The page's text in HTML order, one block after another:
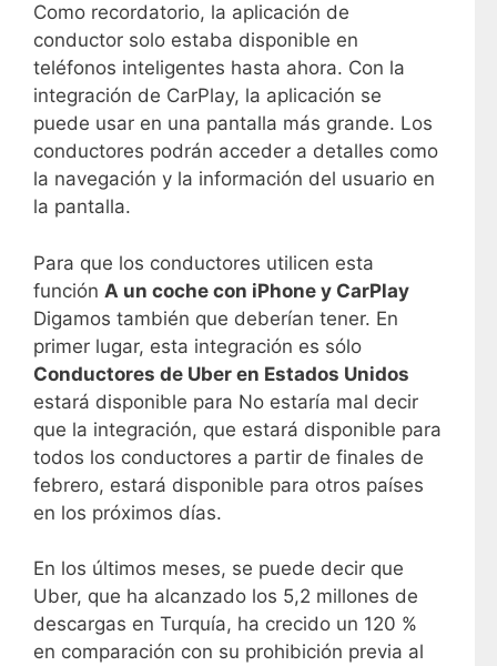
Como recordatorio, la aplicación de
conductor solo estaba disponible en
teléfonos inteligentes hasta ahora. Con la
integración de CarPlay, la aplicación se
puede usar en una pantalla más grande. Los
conductores podrán acceder a detalles como
la navegación y la información del usuario en
la pantalla.
Para que los conductores utilicen esta
función A un coche con iPhone y CarPlay
Digamos también que deberían tener. En
primer lugar, esta integración es sólo
Conductores de Uber en Estados Unidos
estará disponible para No estaría mal decir
que la integración, que estará disponible para
todos los conductores a partir de finales de
febrero, estará disponible para otros países
en los próximos días.
En los últimos meses, se puede decir que
Uber, que ha alcanzado los 5,2 millones de
descargas en Turquía, ha crecido un 120 %
en comparación con su prohibición previa al